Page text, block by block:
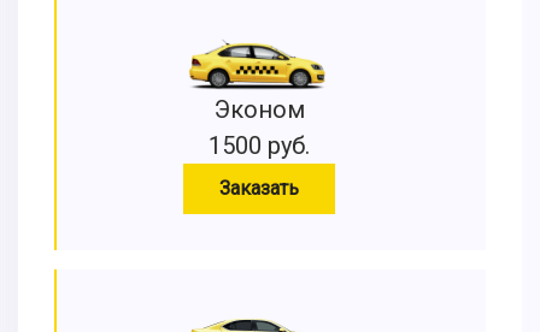
Эконом
1500 руб.
Заказать